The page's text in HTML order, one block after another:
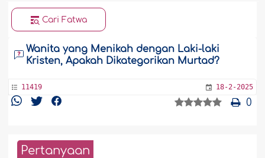
Cari Fatwa
Wanita yang Menikah dengan Laki-laki
Kristen, Apakah Dikategorikan Murtad?
11419 18-2-2025
0
Pertanyaan